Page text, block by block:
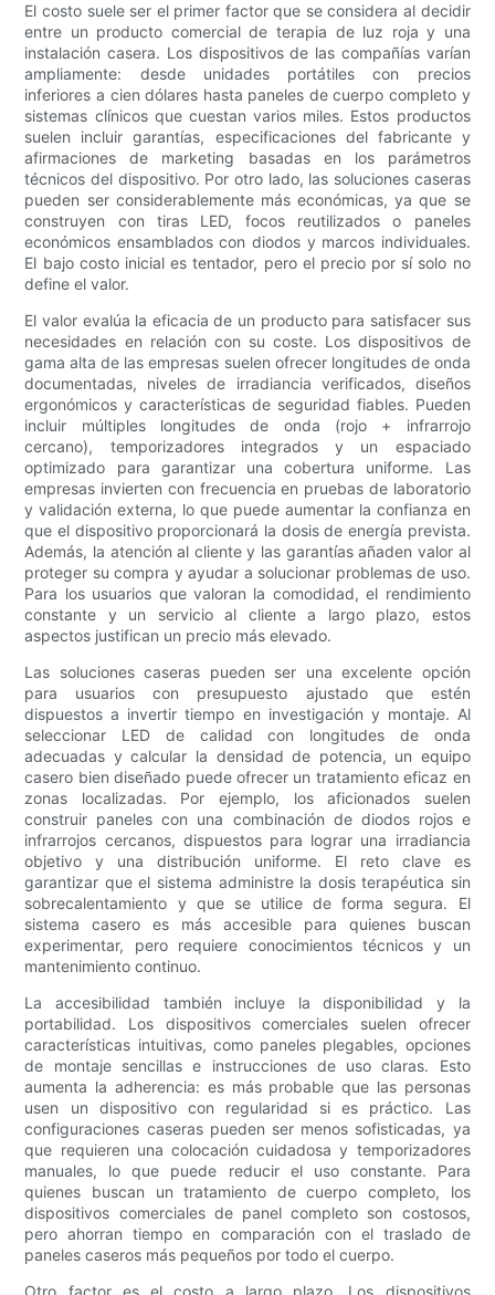
El costo suele ser el primer factor que se considera al decidir
entre un producto comercial de terapia de luz roja y una
instalación casera. Los dispositivos de las compañías varían
ampliamente: desde unidades portátiles con precios
inferiores a cien dólares hasta paneles de cuerpo completo y
sistemas clínicos que cuestan varios miles. Estos productos
suelen incluir garantías, especificaciones del fabricante y
afirmaciones de marketing basadas en los parámetros
técnicos del dispositivo. Por otro lado, las soluciones caseras
pueden ser considerablemente más económicas, ya que se
construyen con tiras LED, focos reutilizados o paneles
económicos ensamblados con diodos y marcos individuales.
El bajo costo inicial es tentador, pero el precio por sí solo no
define el valor.
El valor evalúa la eficacia de un producto para satisfacer sus
necesidades en relación con su coste. Los dispositivos de
gama alta de las empresas suelen ofrecer longitudes de onda
documentadas, niveles de irradiancia verificados, diseños
ergonómicos y características de seguridad fiables. Pueden
incluir múltiples longitudes de onda (rojo + infrarrojo
cercano), temporizadores integrados y un espaciado
optimizado para garantizar una cobertura uniforme. Las
empresas invierten con frecuencia en pruebas de laboratorio
y validación externa, lo que puede aumentar la confianza en
que el dispositivo proporcionará la dosis de energía prevista.
Además, la atención al cliente y las garantías añaden valor al
proteger su compra y ayudar a solucionar problemas de uso.
Para los usuarios que valoran la comodidad, el rendimiento
constante y un servicio al cliente a largo plazo, estos
aspectos justifican un precio más elevado.
Las soluciones caseras pueden ser una excelente opción
para usuarios con presupuesto ajustado que estén
dispuestos a invertir tiempo en investigación y montaje. Al
seleccionar LED de calidad con longitudes de onda
adecuadas y calcular la densidad de potencia, un equipo
casero bien diseñado puede ofrecer un tratamiento eficaz en
zonas localizadas. Por ejemplo, los aficionados suelen
construir paneles con una combinación de diodos rojos e
infrarrojos cercanos, dispuestos para lograr una irradiancia
objetivo y una distribución uniforme. El reto clave es
garantizar que el sistema administre la dosis terapéutica sin
sobrecalentamiento y que se utilice de forma segura. El
sistema casero es más accesible para quienes buscan
experimentar, pero requiere conocimientos técnicos y un
mantenimiento continuo.
La accesibilidad también incluye la disponibilidad y la
portabilidad. Los dispositivos comerciales suelen ofrecer
características intuitivas, como paneles plegables, opciones
de montaje sencillas e instrucciones de uso claras. Esto
aumenta la adherencia: es más probable que las personas
usen un dispositivo con regularidad si es práctico. Las
configuraciones caseras pueden ser menos sofisticadas, ya
que requieren una colocación cuidadosa y temporizadores
manuales, lo que puede reducir el uso constante. Para
quienes buscan un tratamiento de cuerpo completo, los
dispositivos comerciales de panel completo son costosos,
pero ahorran tiempo en comparación con el traslado de
paneles caseros más pequeños por todo el cuerpo.